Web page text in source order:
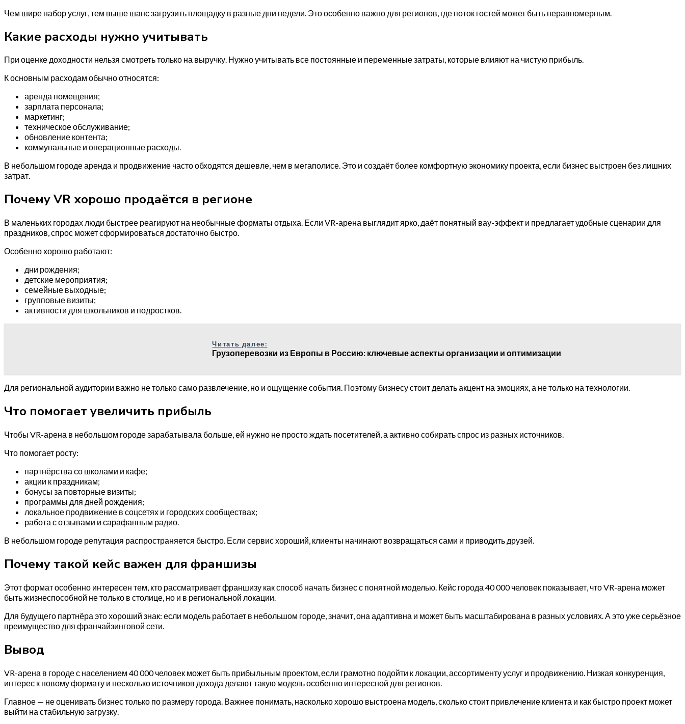
Чем шире набор услуг, тем выше шанс загрузить площадку в разные дни недели. Это особенно важно для регионов, где поток гостей может быть неравномерным.
Какие расходы нужно учитывать
При оценке доходности нельзя смотреть только на выручку. Нужно учитывать все постоянные и переменные затраты, которые влияют на чистую прибыль.
К основным расходам обычно относятся:
аренда помещения;
зарплата персонала;
маркетинг;
техническое обслуживание;
обновление контента;
коммунальные и операционные расходы.
В небольшом городе аренда и продвижение часто обходятся дешевле, чем в мегаполисе. Это и создаёт более комфортную экономику проекта, если бизнес выстроен без лишних
затрат.
Почему VR хорошо продаётся в регионе
В маленьких городах люди быстрее реагируют на необычные форматы отдыха. Если VR-арена выглядит ярко, даёт понятный вау-эффект и предлагает удобные сценарии для
праздников, спрос может сформироваться достаточно быстро.
Особенно хорошо работают:
дни рождения;
детские мероприятия;
семейные выходные;
групповые визиты;
активности для школьников и подростков.
Читать далее:
Грузоперевозки из Европы в Россию: ключевые аспекты организации и оптимизации
Для региональной аудитории важно не только само развлечение, но и ощущение события. Поэтому бизнесу стоит делать акцент на эмоциях, а не только на технологии.
Что помогает увеличить прибыль
Чтобы VR-арена в небольшом городе зарабатывала больше, ей нужно не просто ждать посетителей, а активно собирать спрос из разных источников.
Что помогает росту:
партнёрства со школами и кафе;
акции к праздникам;
бонусы за повторные визиты;
программы для дней рождения;
локальное продвижение в соцсетях и городских сообществах;
работа с отзывами и сарафанным радио.
В небольшом городе репутация распространяется быстро. Если сервис хороший, клиенты начинают возвращаться сами и приводить друзей.
Почему такой кейс важен для франшизы
Этот формат особенно интересен тем, кто рассматривает франшизу как способ начать бизнес с понятной моделью. Кейс города 40 000 человек показывает, что VR-арена может
быть жизнеспособной не только в столице, но и в региональной локации.
Для будущего партнёра это хороший знак: если модель работает в небольшом городе, значит, она адаптивна и может быть масштабирована в разных условиях. А это уже серьёзное
преимущество для франчайзинговой сети.
Вывод
VR-арена в городе с населением 40 000 человек может быть прибыльным проектом, если грамотно подойти к локации, ассортименту услуг и продвижению. Низкая конкуренция,
интерес к новому формату и несколько источников дохода делают такую модель особенно интересной для регионов.
Главное — не оценивать бизнес только по размеру города. Важнее понимать, насколько хорошо выстроена модель, сколько стоит привлечение клиента и как быстро проект может
выйти на стабильную загрузку.